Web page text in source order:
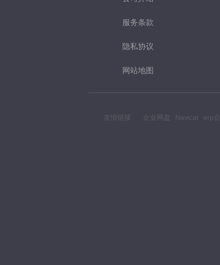
服务条款
隐私协议
网站地图
友情链接 企业网盘 Navicat erp